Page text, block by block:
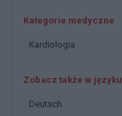
Kategorie medyczne
Kardiologia
Zobacz także w języku
deutsch